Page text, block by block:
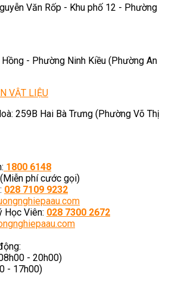
Văn Rốp - Khu phố 12 - Phường
- Phường Ninh Kiều (Phường An
VẬT LIỆU
259B Hai Bà Trưng (Phường Võ Thị
1800 6148
phí cước gọi)
028 7109 9232
Học Viên: 028 7300 2672
- 20h00)
- 17h00)